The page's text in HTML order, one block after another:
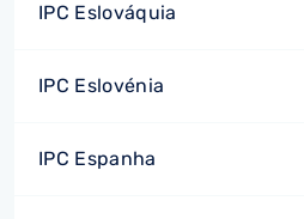
IPC Eslováquia
IPC Eslovénia
IPC Espanha